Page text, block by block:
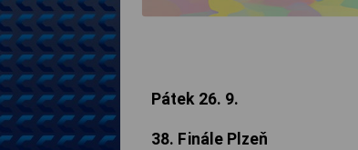
Pátek 26. 9.
38. Finále Plzeň